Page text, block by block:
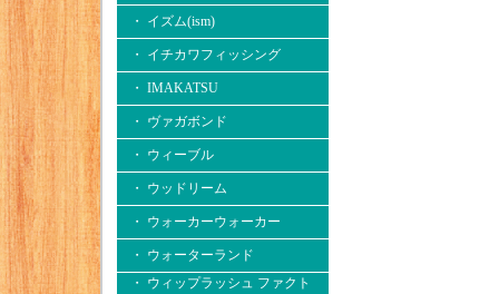
・ イズム(ism)
・ イチカワフィッシング
・ IMAKATSU
・ ヴァガボンド
・ ウィーブル
・ ウッドリーム
・ ウォーカーウォーカー
・ ウォーターランド
・ ウィップラッシュ ファクト